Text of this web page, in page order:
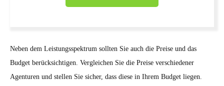
Neben dem Leistungsspektrum sollten Sie auch die Preise und das
Budget berücksichtigen. Vergleichen Sie die Preise verschiedener
Agenturen und stellen Sie sicher, dass diese in Ihrem Budget liegen.